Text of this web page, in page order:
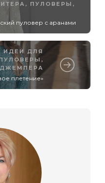
ПУЛОВЕРЫ,
пуловер с аранами
ИДЕИ ДЛЯ
ДЖЕМПЕРА
плетение»